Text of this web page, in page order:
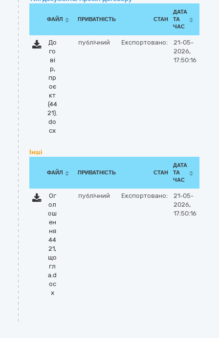
ФАЙЛ ПРИВАТНІСТЬ СТАН
ДАТА
ТА
ЧАС
До
го
ві
р,
пр
оє
кт
(44
21).
do
cx
публічний Експортовано:
21-05-
2026,
17:50:16
Інші
ФАЙЛ ПРИВАТНІСТЬ СТАН
ДАТА
ТА
ЧАС
Ог
ол
ош
ен
ня
44
21,
що
гл
а.d
oc
x
публічний Експортовано:
21-05-
2026,
17:50:16